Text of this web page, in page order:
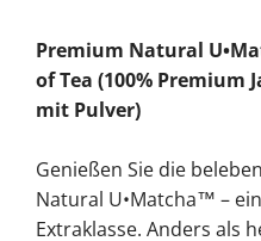
Premium Natural
of Tea (100% Premium
mit Pulver)
Genießen Sie die
Natural U•Matcha™ –
Extraklasse. Anders als